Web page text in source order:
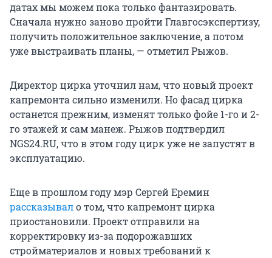
датах мы можем пока только фантазировать.
Сначала нужно заново пройти Главгосэкспертизу,
получить положительное заключение, а потом
уже выстраивать планы, — отметил Рыжов.
Директор цирка уточнил нам, что новый проект
капремонта сильно изменили. Но фасад цирка
останется прежним, изменят только фойе 1-го и 2-
го этажей и сам манеж. Рыжов подтвердил
NGS24.RU, что в этом году цирк уже не запустят в
эксплуатацию.
Еще в прошлом году мэр Сергей Еремин
рассказывало том, что капремонт цирка
приостановили. Проект отправили на
корректировку из-за подорожавших
стройматериалов и новых требований к